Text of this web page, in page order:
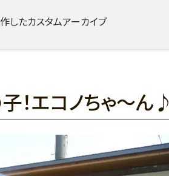
たカスタムアーカイブ
！エコノちゃ～ん♪